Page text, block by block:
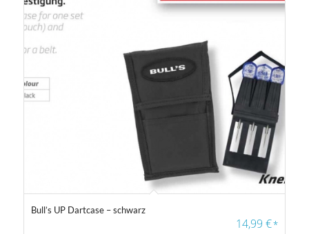
Bull’s UP Dartcase – schwarz
14,99€*